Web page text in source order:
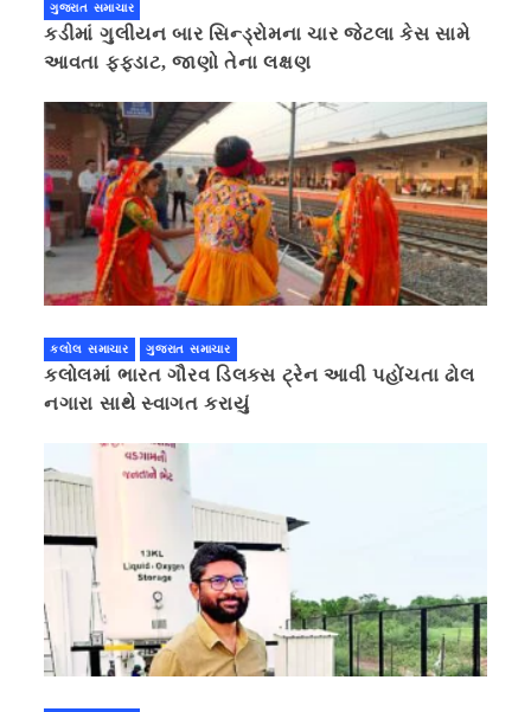
ગુજરાત સમાચાર
કડીમાં ગુલીયન બાર સિન્ડ્રોમના ચાર જેટલા કેસ સામે
આવતા ફફડાટ, જાણો તેના લક્ષણ
કલોલ સમાચાર ગુજરાત સમાચાર
કલોલમાં ભારત ગૌરવ ડિલક્સ ટ્રેન આવી પહોંચતા ઢોલ
નગારા સાથે સ્વાગત કરાયું